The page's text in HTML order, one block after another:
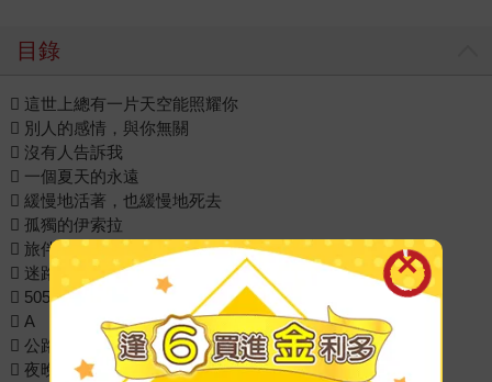
目錄
 這世上總有一片天空能照耀你
 別人的感情，與你無關
 沒有人告訴我
 一個夏天的永遠
 緩慢地活著，也緩慢地死去
 孤獨的伊索拉
 旅伴
 迷路的島
 5050
 A
 公路旅行
 夜晚有煙火，也有告別